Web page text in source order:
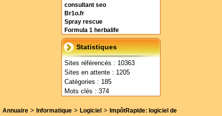
consultant seo
Br1o.fr
Spray rescue
Formula 1 herbalife
Statistiques
Sites référencés : 10363
Sites en attente : 1205
Catégories : 185
Mots clés : 374
Annuaire > Informatique > Logiciel >
ImpôtRapide: logiciel de